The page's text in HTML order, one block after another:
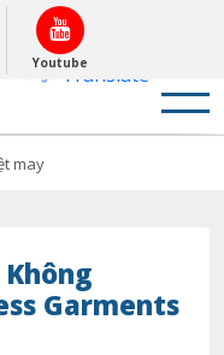
Powered by
Translate
may
Garments
Youtube